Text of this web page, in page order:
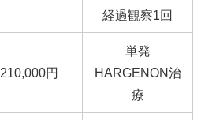
経過観察1回
210,000円
単発
HARGENON治
療